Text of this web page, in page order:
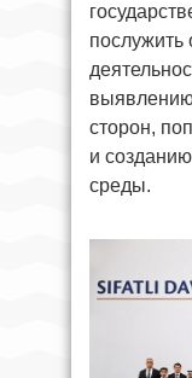
послужить
сторон,
и
среды.